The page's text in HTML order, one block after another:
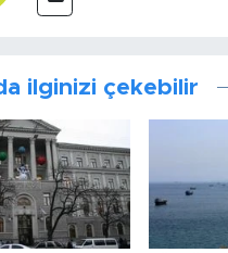
ilginizi çekebilir